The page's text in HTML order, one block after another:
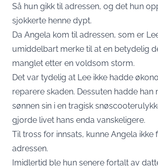
Så hun gikk til adressen, og det hun
sjokkerte henne dypt.
Da Angela kom til adressen, som er
umiddelbart merke til at en betydelig
manglet etter en voldsom storm.
Det var tydelig at Lee ikke hadde
reparere skaden. Dessuten hadde han
sønnen sin i en tragisk
gjorde livet hans enda vanskeligere.
Til tross for innsats, kunne Angela ikke
adressen.
Imidlertid ble hun senere fortalt av